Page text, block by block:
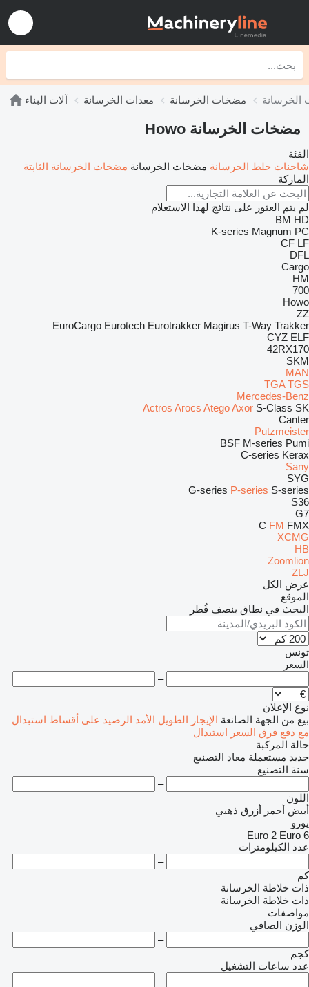
آلات البناء معدات الخرسانة مضخات الخرسانة
مضخات الخرسانة Howo
الفئة
شاحنات خلط الخرسانة مضخات الخرسانة مضخات الخرسانة الثابتة
الماركة
لم يتم العثور على نتائج لهذا الاستعلام
BM HD
K-series Magnum PC
CF LF
DFL
Cargo
HM
700
Howo
ZZ
EuroCargo Eurotech Eurotrakker Magirus T-Way Trakker
CYZ ELF
42RX170
SKM
MAN
TGA TGS
Mercedes-Benz
Actros Arocs AtegoAxor S-Class SK
Canter
Putzmeister
BSF M-series Pumi
C-series Kerax
Sany
SYG
G-series P-series S-series
S36
G7
C FM FMX
XCMG
HB
Zoomlion
ZLJ
عرض الكل
الموقع
البحث في نطاق بنصف قُطر
تونس
السعر
–
نوع الإعلان
بيع من الجهة الصانعة الإيجار الطويل الأمد الرصيد على أقساط استبدال
مع دفع فرق السعر استبدال
حالة المركبة
جديد مستعملة معاد التصنيع
سنة التصنيع
–
اللون
أبيض أحمر أزرق ذهبي
يورو
Euro 2 Euro 6
عدد الكيلومترات
–
كم
ذات خلاطة الخرسانة
ذات خلاطة الخرسانة
مواصفات
الوزن الصافي
–
كجم
عدد ساعات التشغيل
–